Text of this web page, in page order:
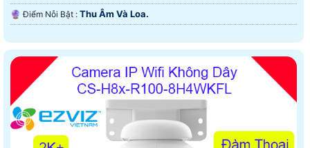
️🔮 Điểm Nỗi Bật : Thu Âm Và Loa.